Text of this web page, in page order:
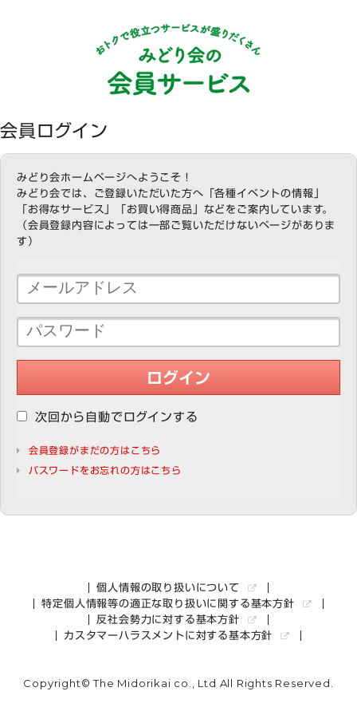
会員ログイン
みどり会ホームページへようこそ！
みどり会では、ご登録いただいた方へ「各種イベントの情報」
「お得なサービス」「お買い得商品」などをご案内しています。
（会員登録内容によっては一部ご覧いただけないページがありま
す）
ログイン
次回から自動でログインする
会員登録がまだの方はこちら
パスワードをお忘れの方はこちら
個人情報の取り扱いについて
特定個人情報等の適正な取り扱いに関する基本方針
反社会勢力に対する基本方針
カスタマーハラスメントに対する基本方針
Copyright© The Midorikai co., Ltd All Rights Reserved.